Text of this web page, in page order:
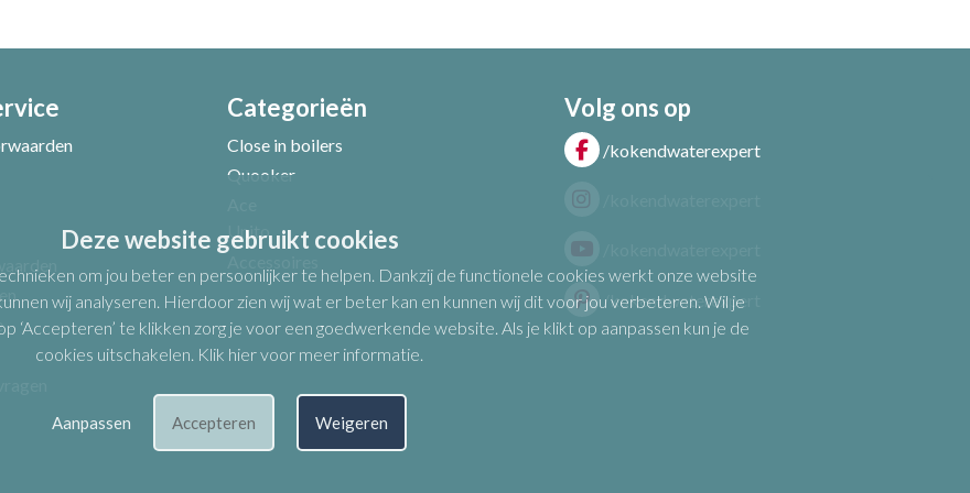
Uw e-mailadres *
Verbeter punten
Categorieën
Close in boilers
Quooker
Unito
Volg ons op
/kokendwaterexpert
/kokendwaterexpert
Deze website gebruikt cookies
om jou beter en persoonlijker te helpen. Dankzij de functionele cookies werkt onze website
wij analyseren. Hierdoor zien wij wat er beter kan en kunnen wij dit voor jou verbeteren. Wil je
‘Accepteren’ te klikken zorg je voor een goedwerkende website. Als je klikt op aanpassen kun je de
cookies uitschakelen. Klik hier voor meer informatie.
Aanpassen Accepteren Weigeren